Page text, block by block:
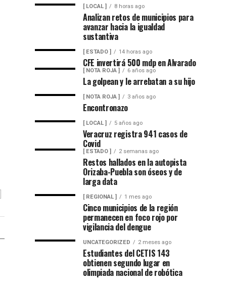
[ LOCAL ] 8 horas ago
Analizan retos de municipios para
avanzar hacia la igualdad
sustantiva
[ ESTADO ] 14 horas ago
CFE invertirá 500 mdp en Alvarado
[ NOTA ROJA ] 6 años ago
La golpean y le arrebatan a su hijo
[ NOTA ROJA ] 3 años ago
Encontronazo
[ LOCAL ] 5 años ago
Veracruz registra 941 casos de
Covid
[ ESTADO ] 2 semanas ago
Restos hallados en la autopista
Orizaba-Puebla son óseos y de
larga data
[ REGIONAL ] 1 mes ago
Cinco municipios de la región
permanecen en foco rojo por
vigilancia del dengue
UNCATEGORIZED 2 meses ago
Estudiantes del CETIS 143
obtienen segundo lugar en
olimpiada nacional de robótica